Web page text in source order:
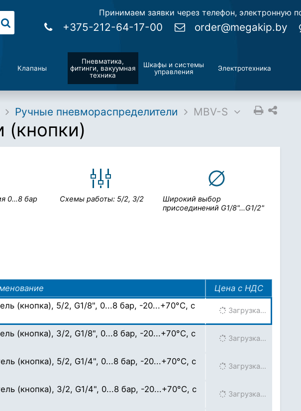
Принимаем заявки через телефон, электронную
+375-212-64-17-00 order@megakip.by
Клапаны
Пневматика,
фитинги, вакуумная
техника
Шкафы и системы
управления
Электротехника
Ручные пневмораспределители MBV-S
(кнопки)
0…8 бар Схемы работы: 5/2, 3/2
Широкий выбор
присоединений G1/8"…G1/2"
Цена с НДС
(кнопка), 5/2, G1/8", 0...8 бар, -20...+70°C, с
Загрузка…
(кнопка), 3/2, G1/8", 0...8 бар, -20...+70°C, с
Загрузка…
(кнопка), 5/2, G1/4", 0...8 бар, -20...+70°C, с
Загрузка…
(кнопка), 3/2, G1/4", 0...8 бар, -20...+70°C, с
Загрузка…